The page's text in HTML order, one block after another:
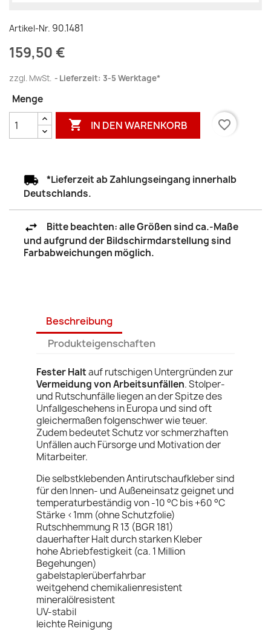
Artikel-Nr. 90.1481
159,50 €
zzgl. MwSt. Lieferzeit: 3-5 Werktage*
Menge
 IN DEN WARENKORB favorite_border
*Lieferzeit ab Zahlungseingang innerhalb
Deutschlands.
Bitte beachten: alle Größen sind ca.-Maße
und aufgrund der Bildschirmdarstellung sind
Farbabweichungen möglich.
Beschreibung
Produkteigenschaften
Fester Haltauf rutschigen Untergründen zur
Vermeidung von Arbeitsunfällen. Stolper-
und Rutschunfälle liegen an der Spitze des
Unfallgeschehens in Europa und sind oft
gleichermaßen folgenschwer wie teuer.
Zudem bedeutet Schutz vor schmerzhaften
Unfällen auch Fürsorge und Motivation der
Mitarbeiter.
Die selbstklebenden Antirutschaufkleber sind
für den Innen- und Außeneinsatz geignet und
temperaturbeständig von -10 °C bis +60 °C
Stärke <1mm (ohne Schutzfolie)
Rutschhemmung R 13 (BGR 181)
dauerhafter Halt durch starken Kleber
hohe Abriebfestigkeit (ca. 1 Million
Begehungen)
gabelstaplerüberfahrbar
weitgehend chemikalienresistent
mineralölresistent
UV-stabil
leichte Reinigung